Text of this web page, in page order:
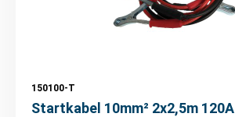
150100-T
Startkabel 10mm² 2x2,5m 120A